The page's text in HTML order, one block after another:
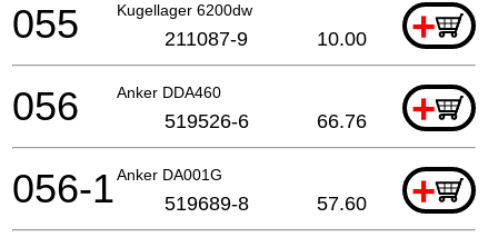
Kugellager 6200dw +
055 211087-9 10.00
Anker DDA460 +
056 519526-6 66.76
Anker DA001G +
056-1 519689-8 57.60